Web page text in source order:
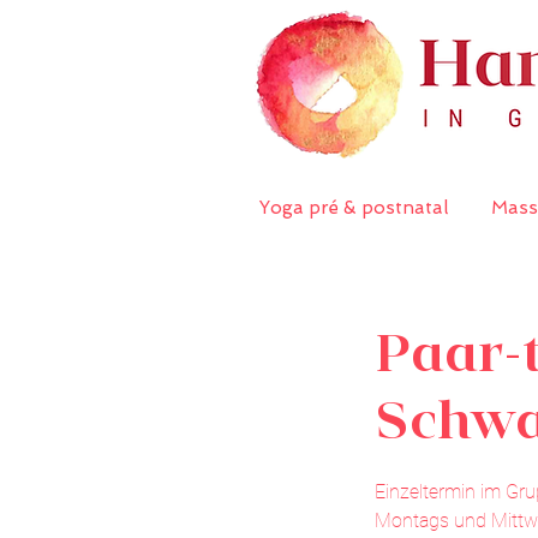
Yoga pré & postnatal
Paar-
Einzeltermin im
Montags und